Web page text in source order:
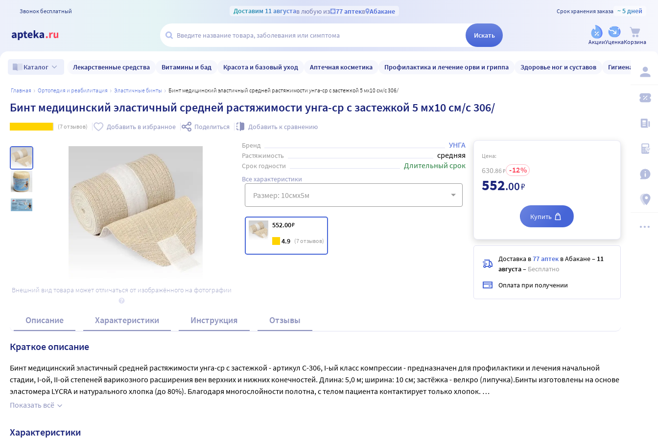
Звонок бесплатный Доставим 11 августав любую из 77 аптекв Абакане Срок хранения заказа ~ 5 дней
Искать
АкцииУценкаКорзина
Каталог Лекарственные средства Витамины и бад Красота и базовый уход Аптечная косметика Профилактика и лечение орви и гриппа Здоровье ног и суставов Гигиена и уход
главная ортопедия и реабилитация эластичные бинты Бинт медицинский эластичный средней растяжимости унга-ср с застежкой 5 мx10 см/с 306/
Бинт медицинский эластичный средней растяжимости унга-ср с застежкой 5 мx10 см/с 306/
(7отзывов) Добавить в избранное Поделиться Добавить к сравнению
Внешний вид товара может отличаться от изображённого на фотографии
Бренд УНГА
Растяжимость средняя
Срок годности Длительный срок
Все характеристики
552.00₽
4.9 (7отзывов)
Цена:
630.86₽ 12
552.00₽
Купить
Доставка в77 аптек в Абакане– 11
августа– Бесплатно
Оплата при получении
Описание Характеристики Инструкция Отзывы
Краткое описание
Бинт медицинский эластичный средней растяжимости унга-ср с застежкой - артикул С-306, I-ый класс компрессии - предназначен для профилактики и лечения начальной
стадии, I-ой, II-ой степеней варикозного расширения вен верхних и нижних конечностей. Длина: 5,0 м; ширина: 10 см; застёжка - велкро (липучка).Бинты изготовлены на основе
эластомера LYCRA и натурального хлопка (до 80%). Благодаря многослойности полотна, с телом пациента контактирует только хлопок.
Эта технология улучшает паровлагообмен и позволяет коже дышать. Использование современных материалов и европейских технологий делает изделия надёжными и
Показать всё
Характеристики